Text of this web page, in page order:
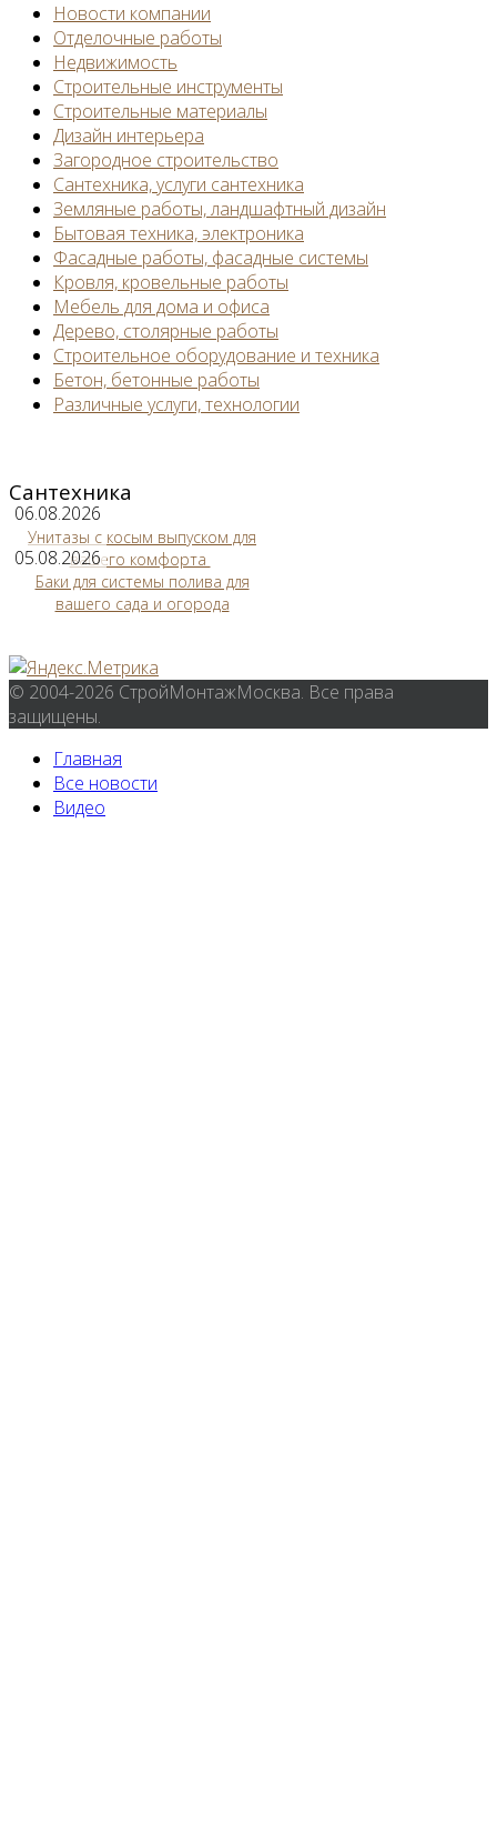
Новости компании
Отделочные работы
Недвижимость
Строительные инструменты
Строительные материалы
Дизайн интерьера
Загородное строительство
Сантехника, услуги сантехника
Земляные работы, ландшафтный дизайн
Бытовая техника, электроника
Фасадные работы, фасадные системы
Кровля, кровельные работы
Мебель для дома и офиса
Дерево, столярные работы
Строительное оборудование и техника
Бетон, бетонные работы
Различные услуги, технологии
Сантехника
06.08.2026
Унитазы с косым выпуском для
вашего комфорта
05.08.2026
Баки для системы полива для
вашего сада и огорода
© 2004-2026 СтройМонтажМосква. Все права
защищены.
Главная
Все новости
Видео